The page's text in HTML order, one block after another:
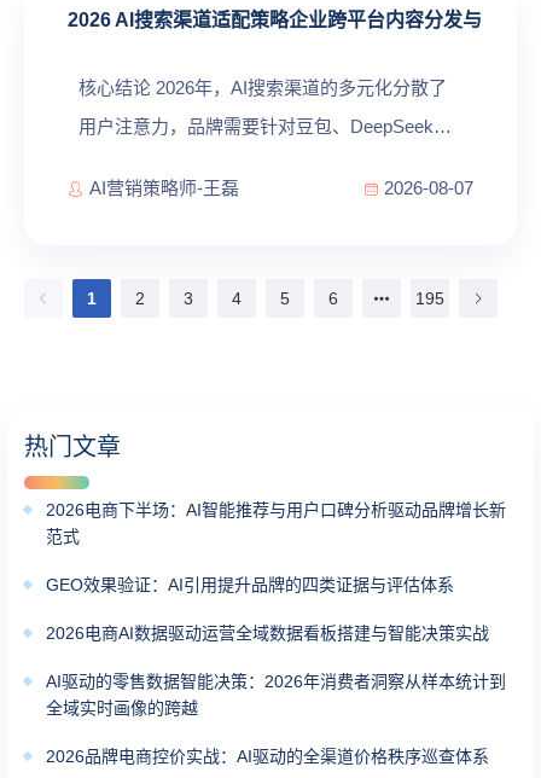
2026 AI搜索渠道适配策略企业跨平台内容分发与
核心结论 2026年，AI搜索渠道的多元化分散了
用户注意力，品牌需要针对豆包、DeepSeek、
据显示，2026年全球IT支出预计达6.37万亿美
AI营销策略师-王磊 2026-08-07
1 2 3 4 5 6 195
热门文章
2026电商下半场：AI智能推荐与用户口碑分析驱动品牌增长新
范式
GEO效果验证：AI引用提升品牌的四类证据与评估体系
2026电商AI数据驱动运营全域数据看板搭建与智能决策实战
AI驱动的零售数据智能决策：2026年消费者洞察从样本统计到
全域实时画像的跨越
2026品牌电商控价实战：AI驱动的全渠道价格秩序巡查体系